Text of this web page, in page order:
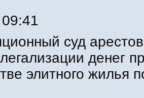
суд
денег
элитного жилья